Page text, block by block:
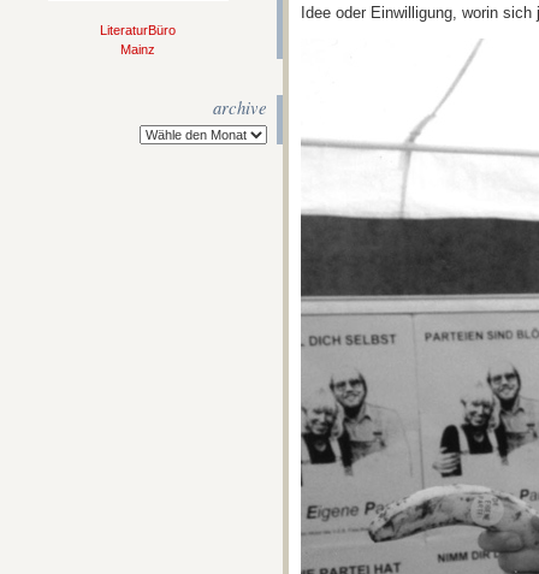
LiteraturBüro
Mainz
archive
Idee oder Einwilligung, worin